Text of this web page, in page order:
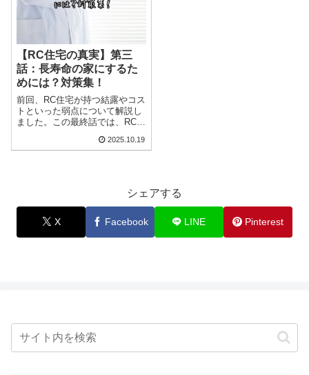
【RC住宅の真実】第三
話：長寿命の家にするた
めには？対策集！
前回、RC住宅が持つ結露やコス
トといった弱点について解説し
ました。この最終話では、RC住
の弱点を解消して家を長寿命化
2025.10.19
シェアする
X Facebook LINE Pinterest